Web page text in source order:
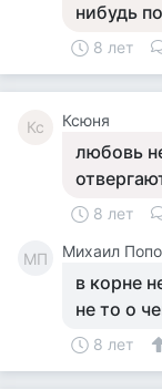
нибудь
8 лет
Кс Ксюня
любовь
8 лет
МП Михаил
в корне
не то о
8 лет